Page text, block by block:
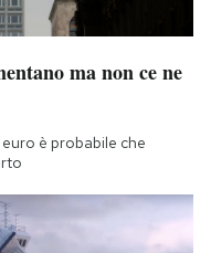
ma non ce ne
è probabile che